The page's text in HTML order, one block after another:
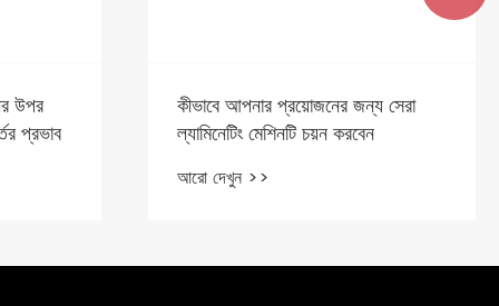
উপর
প্রভাব
কীভাবে আপনার প্রয়োজনের জন্য সেরা
ল্যামিনেটিং মেশিনটি চয়ন করবেন
আরো দেখুন >>